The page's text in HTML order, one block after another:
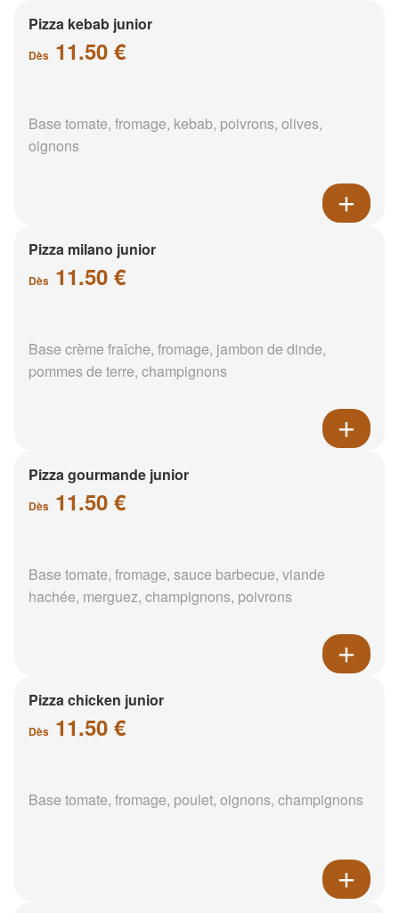
Pizza kebab junior
Dès 11.50 €
Base tomate, fromage, kebab, poivrons, olives,
oignons
Pizza milano junior
Dès 11.50 €
Base crème fraîche, fromage, jambon de dinde,
pommes de terre, champignons
Pizza gourmande junior
Dès 11.50 €
Base tomate, fromage, sauce barbecue, viande
hachée, merguez, champignons, poivrons
Pizza chicken junior
Dès 11.50 €
Base tomate, fromage, poulet, oignons, champignons